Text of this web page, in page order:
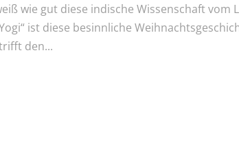
wie gut diese indische Wissenschaft vom
ist diese besinnliche
den...